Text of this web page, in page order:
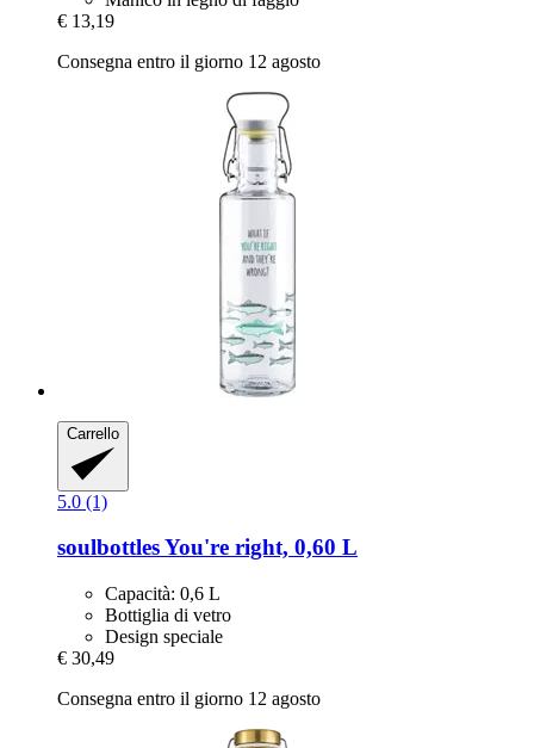
€ 13,19
Consegna entro il giorno 12 agosto
Carrello
5.0 (1)
soulbottlesYou're right, 0,60 L
Capacità: 0,6 L
Bottiglia di vetro
Design speciale
€ 30,49
Consegna entro il giorno 12 agosto